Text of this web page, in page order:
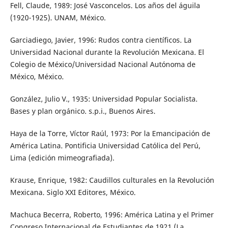
Fell, Claude, 1989: José Vasconcelos. Los años del águila
(1920-1925). UNAM, México.
Garciadiego, Javier, 1996: Rudos contra científicos. La
Universidad Nacional durante la Revolución Mexicana. El
Colegio de México/Universidad Nacional Autónoma de
México, México.
González, Julio V., 1935: Universidad Popular Socialista.
Bases y plan orgánico. s.p.i., Buenos Aires.
Haya de la Torre, Víctor Raúl, 1973: Por la Emancipación de
América Latina. Pontificia Universidad Católica del Perú,
Lima (edición mimeografiada).
Krause, Enrique, 1982: Caudillos culturales en la Revolución
Mexicana. Siglo XXI Editores, México.
Machuca Becerra, Roberto, 1996: América Latina y el Primer